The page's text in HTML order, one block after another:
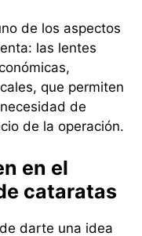
de los aspectos
las lentes
que permiten
de
de la operación.
en el
cataratas
darte una idea